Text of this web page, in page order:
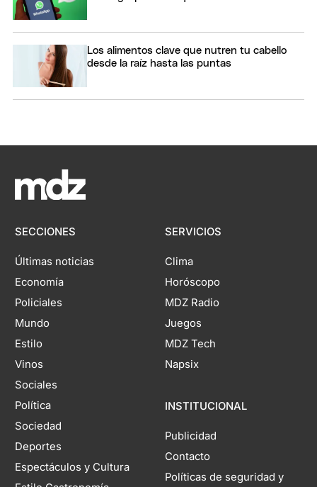
Los alimentos clave que nutren tu cabello
desde la raíz hasta las puntas
SECCIONES
Últimas noticias
Economía
Policiales
Mundo
Estilo
Vinos
Sociales
Política
Sociedad
Deportes
Espectáculos y Cultura
SERVICIOS
Clima
Horóscopo
MDZ Radio
Juegos
MDZ Tech
Napsix
INSTITUCIONAL
Publicidad
Contacto
Políticas de seguridad y